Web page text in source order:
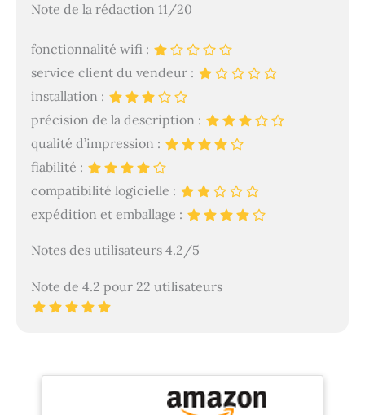
Note de la rédaction 11/20
fonctionnalité wifi :
service client du vendeur :
installation :
précision de la description :
qualité d’impression :
fiabilité :
compatibilité logicielle :
expédition et emballage :
Notes des utilisateurs 4.2/5
Note de 4.2 pour 22 utilisateurs